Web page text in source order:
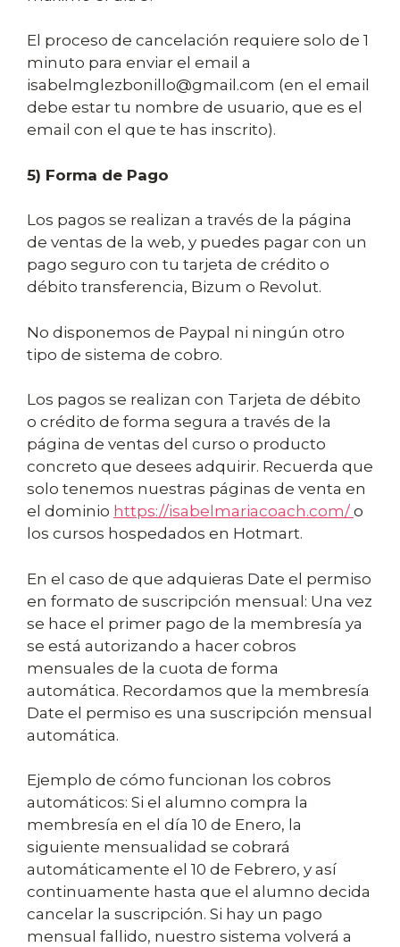
El proceso de cancelación requiere solo de 1
minuto para enviar el email a
isabelmglezbonillo@gmail.com (en el email
debe estar tu nombre de usuario, que es el
email con el que te has inscrito).
5) Forma de Pago
Los pagos se realizan a través de la página
de ventas de la web, y puedes pagar con un
pago seguro con tu tarjeta de crédito o
débito transferencia, Bizum o Revolut.
No disponemos de Paypal ni ningún otro
tipo de sistema de cobro.
Los pagos se realizan con Tarjeta de débito
o crédito de forma segura a través de la
página de ventas del curso o producto
concreto que desees adquirir. Recuerda que
solo tenemos nuestras páginas de venta en
el dominio https://isabelmariacoach.com/ o
los cursos hospedados en Hotmart.
En el caso de que adquieras Date el permiso
en formato de suscripción mensual: Una vez
se hace el primer pago de la membresía ya
se está autorizando a hacer cobros
mensuales de la cuota de forma
automática. Recordamos que la membresía
Date el permiso es una suscripción mensual
automática.
Ejemplo de cómo funcionan los cobros
automáticos: Si el alumno compra la
membresía en el día 10 de Enero, la
siguiente mensualidad se cobrará
automáticamente el 10 de Febrero, y así
continuamente hasta que el alumno decida
cancelar la suscripción. Si hay un pago
mensual fallido, nuestro sistema volverá a